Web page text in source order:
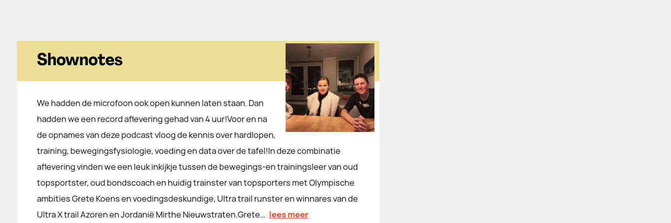
Shownotes
We hadden de microfoon ook open kunnen laten staan. Dan
hadden we een record aflevering gehad van 4 uur!Voor en na
de opnames van deze podcast vloog de kennis over hardlopen,
training, bewegingsfysiologie, voeding en data over de tafel!In deze combinatie
aflevering vinden we een leuk inkijkje tussen de bewegings-en trainingsleer van oud
topsportster, oud bondscoach en huidig trainster van topsporters met Olympische
ambities Grete Koens en voedingsdeskundige, Ultra trail runster en winnares van de
Ultra X trail Azoren en Jordanië Mirthe Nieuwstraten.Grete… lees meer